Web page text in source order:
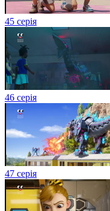
45 серія
46 серія
47 серія